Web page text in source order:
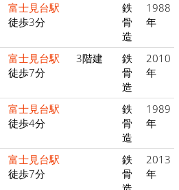
富士見台駅
徒歩3分
鉄
骨
造
1988
年
富士見台駅
徒歩7分
3階建
鉄
骨
造
2010
年
富士見台駅
徒歩4分
鉄
骨
造
1989
年
富士見台駅
徒歩7分
鉄
骨
2013
年